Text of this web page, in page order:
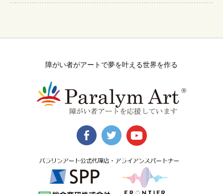
障がい者がアートで夢を叶える世界を作る